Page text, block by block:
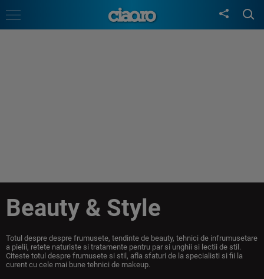
Beauty & Style
Totul despre despre frumusete, tendinte de beauty, tehnici de infrumusetare
a pielii, retete naturiste si tratamente pentru par si unghii si lectii de stil.
Citeste totul despre frumusete si stil, afla sfaturi de la specialisti si fii la
curent cu cele mai bune tehnici de makeup.